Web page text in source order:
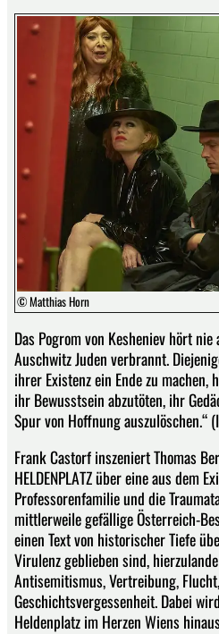
© Matthias Horn
Das Pogrom von Kesheniev hört
Auschwitz Juden verbrannt.
ihrer Existenz ein Ende zu machen,
ihr Bewusstsein abzutöten, ihr
Spur von Hoffnung auszulöschen.“
Frank Castorf inszeniert Thomas
HELDENPLATZ über eine aus dem
Professorenfamilie und die
mittlerweile gefällige Österreich-
einen Text von historischer Tiefe
Virulenz geblieben sind,
Antisemitismus, Vertreibung,
Geschichtsvergessenheit. Dabei
Heldenplatz im Herzen Wiens